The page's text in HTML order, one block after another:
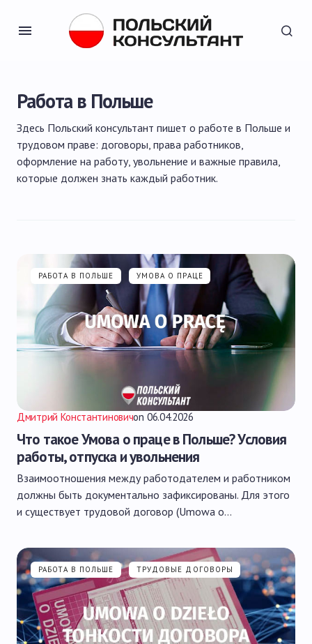
Работа в Польше
Здесь Польский консультант пишет о работе в Польше и
трудовом праве: договоры, права работников,
оформление на работу, увольнение и важные правила,
которые должен знать каждый работник.
РАБОТА В ПОЛЬШЕ УМОВА О ПРАЦЕ
Дмитрий Константиновичon 06.04.2026
Что такое Умова о праце в Польше? Условия
работы, отпуска и увольнения
Взаимоотношения между работодателем и работником
должны быть документально зафиксированы. Для этого
и существует трудовой договор (Umowa o…
РАБОТА В ПОЛЬШЕ ТРУДОВЫЕ ДОГОВОРЫ